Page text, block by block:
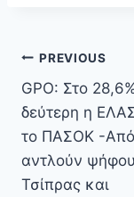
Πλοήγηση
άρθρων
PREVIOUS
GPO: Στο
δεύτερη η
το ΠΑΣΟΚ -
αντλούν
Τσίπρας και